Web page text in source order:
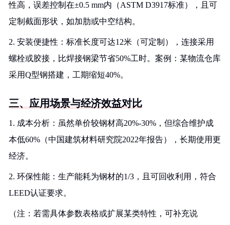
性高，误差控制在±0.5 mm内（ASTM D3917标准），且可
定制截面形状，如加肋或中空结构。
2. 安装便捷性：标准长度可达12米（可定制），连接采用
螺栓或胶接，比焊接钢梁节省50%工时。案例：某物流仓库
采用Q型钢搭建，工期缩短40%。
三、应用场景与经济效益对比
1. 成本分析：虽然单价较钢材高20%-30%，但综合维护成
本低60%（中国建筑材料研究院2022年报告），长期使用更
经济。
2. 环保性能：生产能耗为钢材的1/3，且可回收利用，符合
LEED认证要求。
（注：若需具体参数表格或扩展某类特性，可补充说